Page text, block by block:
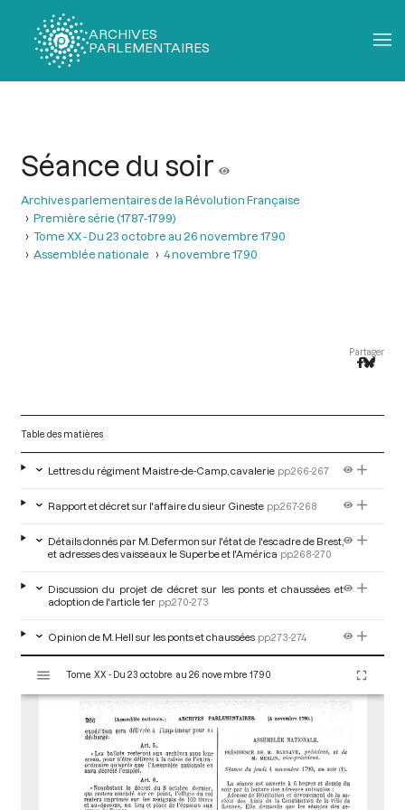
ARCHIVES
PARLEMENTAIRES
Séance du soir
Archives parlementaires de la Révolution Française
Première série (1787-1799)
Tome XX - Du 23 octobre au 26 novembre 1790
Assemblée nationale
4 novembre 1790
Partager
Table des matières
Lettres du régiment Maistre-de-Camp, cavalerie pp.266-267
Rapport et décret sur l'affaire du sieur Gineste pp.267-268
Détails donnés par M. Defermon sur l'état de l'escadre de Brest,
et adresses des vaisseaux le Superbe et l'América pp.268-270
Discussion du projet de décret sur les ponts et chaussées et
adoption de l'article 1er pp.270-273
Opinion de M. Hell sur les ponts et chaussées pp.273-274
s
Tome XX - Du 23 octobre au 26 novembre 1790